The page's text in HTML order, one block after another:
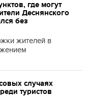
где могут
Деснянского
без
жителей в
случаях
туристов